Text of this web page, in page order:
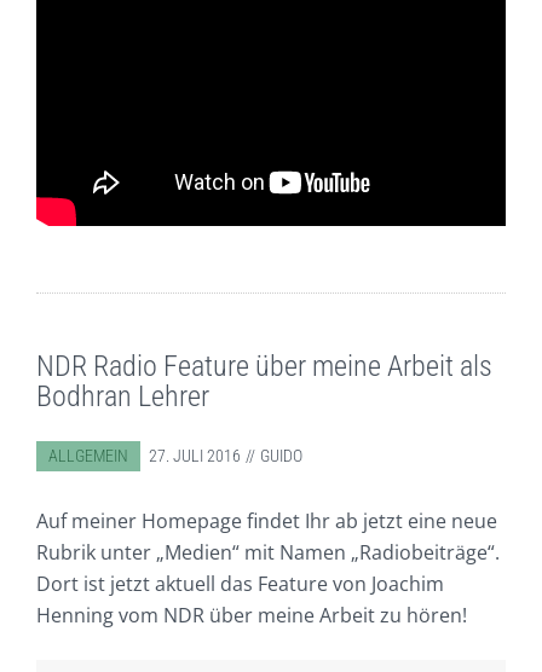
NDR Radio Feature über meine Arbeit als
Bodhran Lehrer
ABGELEGT IN:
ALLGEMEIN 27. JULI 2016 GUIDO
Auf meiner Homepage findet Ihr ab jetzt eine neue
Rubrik unter „Medien“ mit Namen „Radiobeiträge“.
Dort ist jetzt aktuell das Feature von Joachim
Henning vom NDR über meine Arbeit zu hören!